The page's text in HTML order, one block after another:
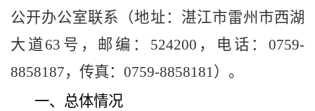
公开办公室联系（地址：湛江市雷州市西湖
大道63号，邮编：524200，电话：0759-
8858187，传真：0759-8858181）。
一、总体情况